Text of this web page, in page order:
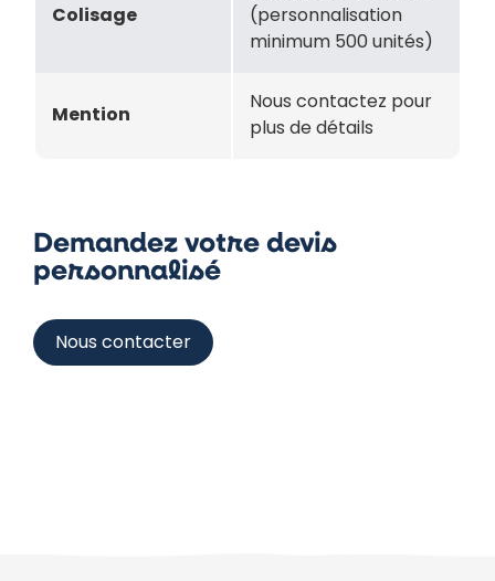
Colisage
(personnalisation
minimum 500 unités)
Mention
Nous contactez pour
plus de détails
Demandez votre devis
personnalisé
Nous contacter